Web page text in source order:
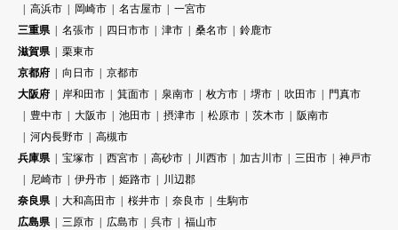
高浜市
岡崎市 名古屋市
一宮市
三重県
名張市 四日市市 津市 桑名市
鈴鹿市
滋賀県
栗東市
京都府
向日市
京都市
大阪府
岸和田市 箕面市 泉南市 枚方市 堺市 吹田市
門真市
豊中市
大阪市 池田市 摂津市 松原市 茨木市
阪南市
河内長野市
高槻市
兵庫県
宝塚市 西宮市 高砂市 川西市 加古川市 三田市
神戸市
尼崎市
伊丹市 姫路市
川辺郡
奈良県
大和高田市 桜井市 奈良市
生駒市
広島県
三原市 広島市 呉市
福山市